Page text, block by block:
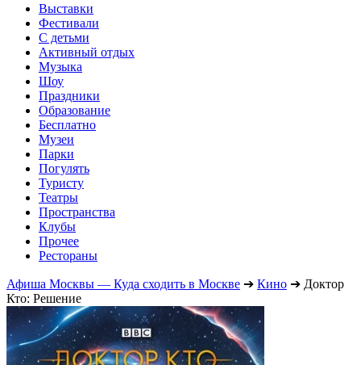
Выставки
Фестивали
С детьми
Активный отдых
Музыка
Шоу
Праздники
Образование
Бесплатно
Музеи
Парки
Погулять
Туристу
Театры
Пространства
Клубы
Прочее
Рестораны
Афиша Москвы — Куда сходить в Москве ➔ Кино ➔ Доктор
Кто: Решение